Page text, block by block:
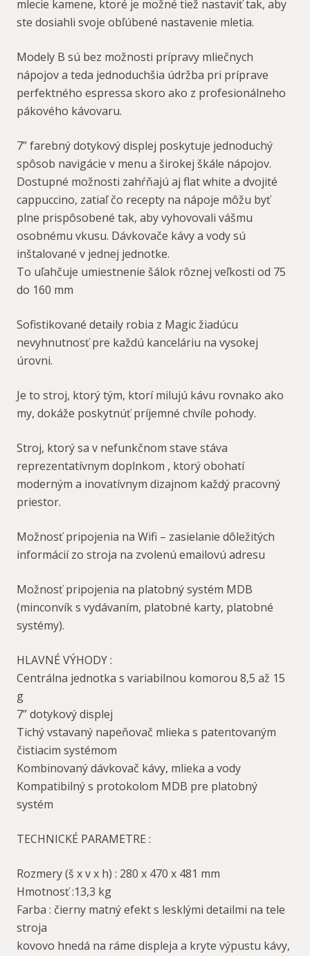
mlecie kamene, ktoré je možné tiež nastaviť tak, aby
ste dosiahli svoje obľúbené nastavenie mletia.
Modely B sú bez možnosti prípravy mliečnych
nápojov a teda jednoduchšia údržba pri príprave
perfektného espressa skoro ako z profesionálneho
pákového kávovaru.
7” farebný dotykový displej poskytuje jednoduchý
spôsob navigácie v menu a širokej škále nápojov.
Dostupné možnosti zahŕňajú aj flat white a dvojité
cappuccino, zatiaľ čo recepty na nápoje môžu byť
plne prispôsobené tak, aby vyhovovali vášmu
osobnému vkusu. Dávkovače kávy a vody sú
inštalované v jednej jednotke.
To uľahčuje umiestnenie šálok rôznej veľkosti od 75
do 160 mm
Sofistikované detaily robia z Magic žiadúcu
nevyhnutnosť pre každú kanceláriu na vysokej
úrovni.
Je to stroj, ktorý tým, ktorí milujú kávu rovnako ako
my, dokáže poskytnúť príjemné chvíle pohody.
Stroj, ktorý sa v nefunkčnom stave stáva
reprezentatívnym doplnkom , ktorý obohatí
moderným a inovatívnym dizajnom každý pracovný
priestor.
Možnosť pripojenia na Wifi – zasielanie dôležitých
informácií zo stroja na zvolenú emailovú adresu
Možnosť pripojenia na platobný systém MDB
(minconvík s vydávaním, platobné karty, platobné
systémy).
HLAVNÉ VÝHODY :
Centrálna jednotka s variabilnou komorou 8,5 až 15
g
7” dotykový displej
Tichý vstavaný napeňovač mlieka s patentovaným
čistiacim systémom
Kombinovaný dávkovač kávy, mlieka a vody
Kompatibilný s protokolom MDB pre platobný
systém
TECHNICKÉ PARAMETRE :
Rozmery (š x v x h) : 280 x 470 x 481 mm
Hmotnosť :13,3 kg
Farba : čierny matný efekt s lesklými detailmi na tele
stroja
kovovo hnedá na ráme displeja a kryte výpustu kávy,